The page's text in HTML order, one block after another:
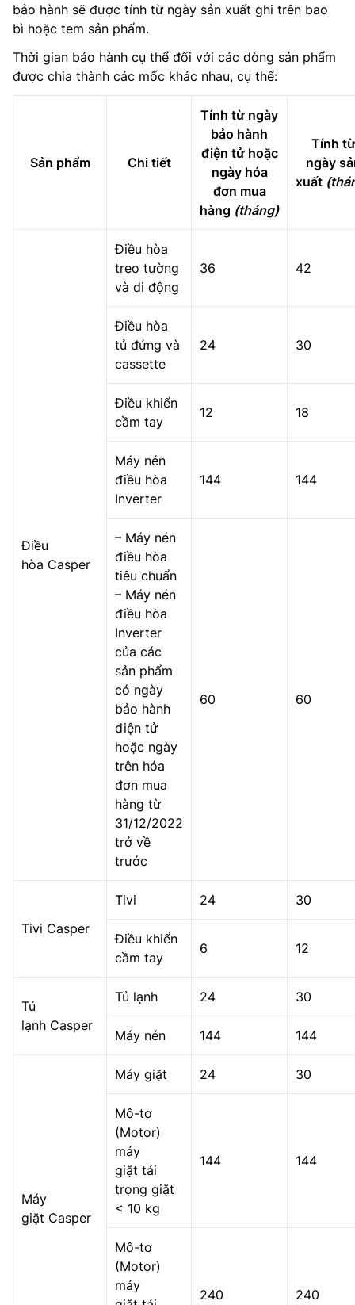
bảo hành sẽ được tính từ ngày sản xuất ghi trên bao
bì hoặc tem sản phẩm.
Thời gian bảo hành cụ thể đối với các dòng sản phẩm
được chia thành các mốc khác nhau, cụ thể:
Sản phẩm Chi tiết
Tính từ ngày
bảo hành
điện tử hoặc
ngày hóa
đơn mua
hàng (tháng)
Tính từ
ngày
xuất
Điều
hòa Casper
Điều hòa
treo tường
và di động
36 42
Điều hòa
tủ đứng và
cassette
24 30
Điều khiển
cầm tay
12 18
Máy nén
điều hòa
Inverter
144 144
– Máy nén
điều hòa
tiêu chuẩn
– Máy nén
điều hòa
Inverter
của các
sản phẩm
có ngày
bảo hành
điện tử
hoặc ngày
trên hóa
đơn mua
hàng từ
31/12/2022
trở về
trước
60 60
Tivi Casper
Tivi 24 30
Điều khiển
cầm tay
6 12
Tủ
lạnh Casper
Tủ lạnh 24 30
Máy nén 144 144
Máy
giặt Casper
Máy giặt 24 30
Mô-tơ
(Motor)
máy
giặt tải
trọng giặt
< 10 kg
144 144
Mô-tơ
(Motor)
máy
240 240